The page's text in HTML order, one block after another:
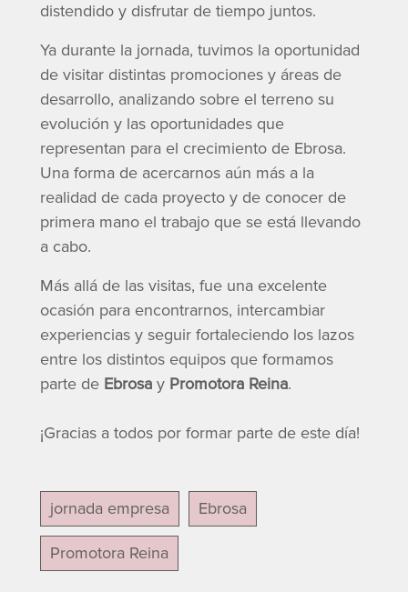
distendido y disfrutar de tiempo juntos.
Ya durante la jornada, tuvimos la oportunidad
de visitar distintas promociones y áreas de
desarrollo, analizando sobre el terreno su
evolución y las oportunidades que
representan para el crecimiento de Ebrosa.
Una forma de acercarnos aún más a la
realidad de cada proyecto y de conocer de
primera mano el trabajo que se está llevando
a cabo.
Más allá de las visitas, fue una excelente
ocasión para encontrarnos, intercambiar
experiencias y seguir fortaleciendo los lazos
entre los distintos equipos que formamos
parte de Ebrosa y Promotora Reina.
¡Gracias a todos por formar parte de este día!
jornada empresa Ebrosa
Promotora Reina